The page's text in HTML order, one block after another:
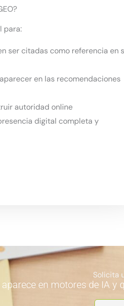
para:
ser citadas como referencia en
en las recomendaciones
autoridad online
digital completa y
Solicita
en motores de IA